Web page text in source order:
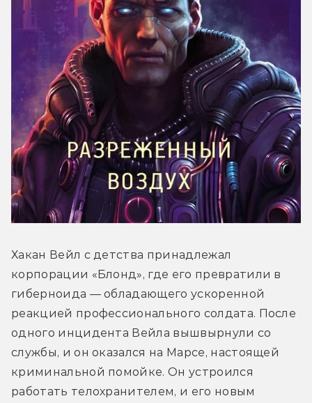
Хакан Вейл с детства принадлежал
корпорации «Блонд», где его превратили в
гиберноида — обладающего ускоренной
реакцией профессионального солдата. После
одного инцидента Вейла вышвырнули со
службы, и он оказался на Марсе, настоящей
криминальной помойке. Он устроился
работать телохранителем, и его новым